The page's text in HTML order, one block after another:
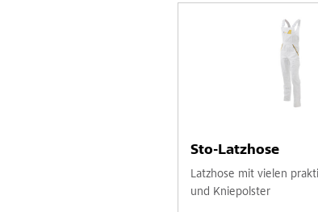
Sto-Latzhose
Latzhose mit vielen
und Kniepolster